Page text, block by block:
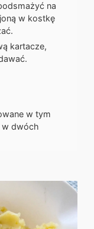
na
w kostkę
kartacze,
w tym
w dwóch